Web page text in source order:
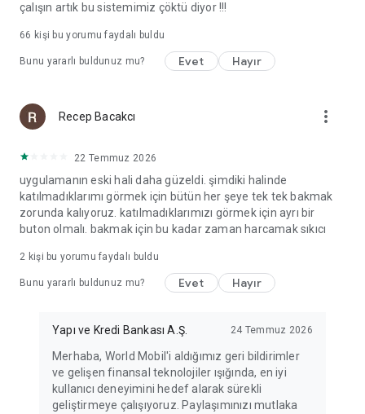
çalışın artık bu sistemimiz çöktü diyor !!!
66 kişi bu yorumu faydalı buldu
Bunu yararlı buldunuz mu? Evet Hayır
Recep Bacakcı more_vert
22 Temmuz 2026
uygulamanın eski hali daha güzeldi. şimdiki halinde
katılmadıklarımı görmek için bütün her şeye tek tek bakmak
zorunda kalıyoruz. katılmadıklarımızı görmek için ayrı bir
buton olmalı. bakmak için bu kadar zaman harcamak sıkıcı
2 kişi bu yorumu faydalı buldu
Bunu yararlı buldunuz mu? Evet Hayır
Yapı ve Kredi Bankası A.Ş. 24 Temmuz 2026
Merhaba, World Mobil'i aldığımız geri bildirimler
ve gelişen finansal teknolojiler ışığında, en iyi
kullanıcı deneyimini hedef alarak sürekli
geliştirmeye çalışıyoruz. Paylaşımınızı mutlaka